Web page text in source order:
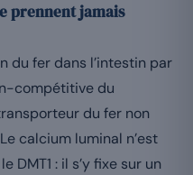
prennent jamais
du fer dans l’intestin par
compétitive du
du fer non
calcium luminal n’est
: il s’y fixe sur un